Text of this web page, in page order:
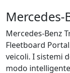
Mercedes‑Benz
Fleetboard
veicoli. I sistemi
modo